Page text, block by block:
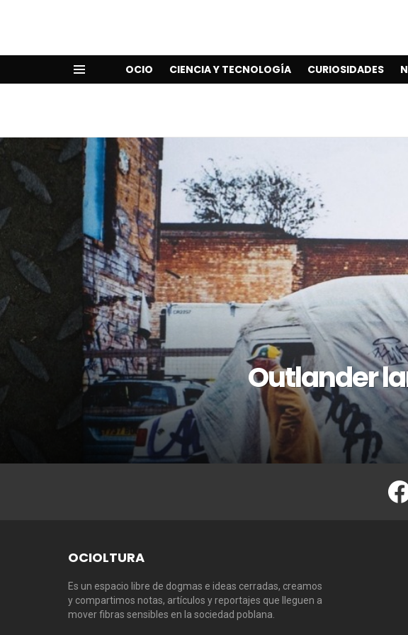
OCIO CIENCIA Y TECNOLOGÍA CURIOSIDADES
Outlander
OCIOLTURA
Es un espacio libre de dogmas e ideas cerradas, creamos
y compartimos notas, artículos y reportajes que lleguen a
mover fibras sensibles en la sociedad poblana.